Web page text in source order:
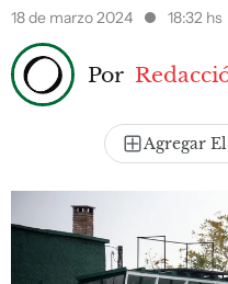
18 de marzo 2024
18:32 hs
Por
Agregar